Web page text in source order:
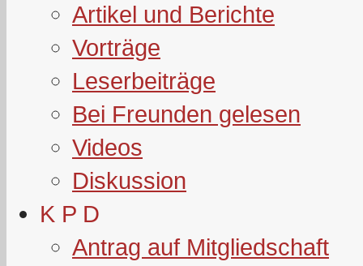
Artikel und Berichte
Vorträge
Leserbeiträge
Bei Freunden gelesen
Videos
Diskussion
K P D
Antrag auf Mitgliedschaft